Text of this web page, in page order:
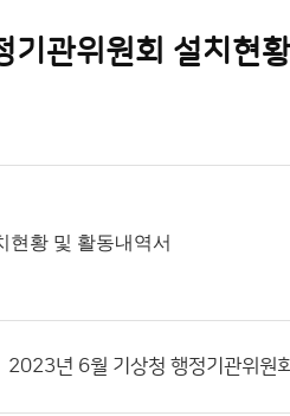
관위원회 설치현
현황 및 활동내역서
2023년 6월 기상청 행정기관위